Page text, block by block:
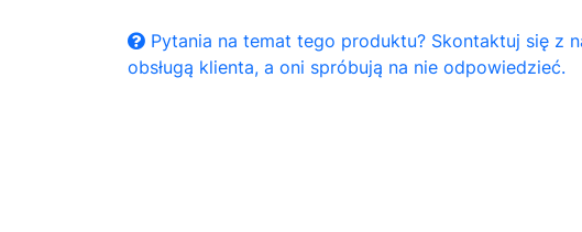
Pytania na temat tego produktu? Skontaktuj się z
obsługą klienta, a oni spróbują na nie odpowiedzieć.